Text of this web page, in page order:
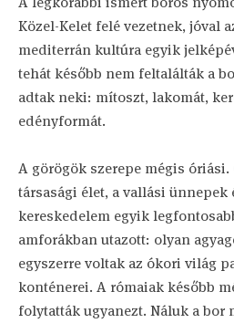
Közel-Kelet felé vezetnek, jóval
mediterrán kultúra egyik
tehát később nem feltalálták a
adtak neki: mítoszt, lakomát,
edényformát.
A görögök szerepe mégis óriási.
társasági élet, a vallási ünnepek
kereskedelem egyik
amforákban utazott: olyan
egyszerre voltak az ókori világ
konténerei. A rómaiak később
folytatták ugyanezt. Náluk a bor